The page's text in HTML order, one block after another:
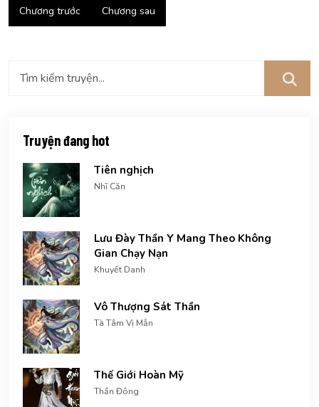
Chương trước Chương sau
Truyện đang hot
Tiên nghịch
Nhĩ Căn
Lưu Đày Thần Y Mang Theo Không
Gian Chạy Nạn
Khuyết Danh
Vô Thượng Sát Thần
Tà Tâm Vị Mẫn
Thế Giới Hoàn Mỹ
Thần Đông